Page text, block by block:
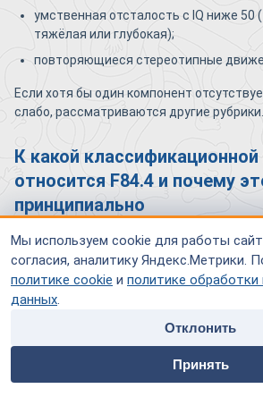
Мы используем cookie для работы
согласия, аналитику Яндекс.Метрики.
политике cookie и политике обработки
данных.
Отклонить
Принять
home people
Специалисты
payment
умственная отсталость с IQ ниже 50
тяжёлая или глубокая);
повторяющиеся стереотипные
Если хотя бы один компонент
слабо, рассматриваются другие рубрики.
К какой классификационной
относится F84.4 и почему
принципиально
F84.4 входит в раздел F84 — «Общие
психологического развития». В эту же
аутизм (F84.0), атипичный аутизм
синдром Аспергера. Принадлежность к
означает: расстройство затрагивает
комплексно, начинается в раннем
той или иной форме длительно.